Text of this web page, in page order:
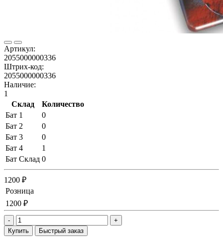
Артикул:
2055000000336
Штрих-код:
2055000000336
Наличие:
1
Склад
Количество
Бат 1
0
Бат 2
0
Бат 3
0
Бат 4
1
Бат Склад 0
1200 ₽
Розница
1200 ₽
-
+
Купить
Быстрый заказ